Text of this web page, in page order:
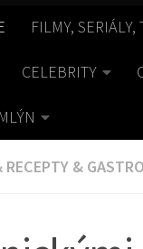
FILMY,
CELEBRITY
& GASTRO